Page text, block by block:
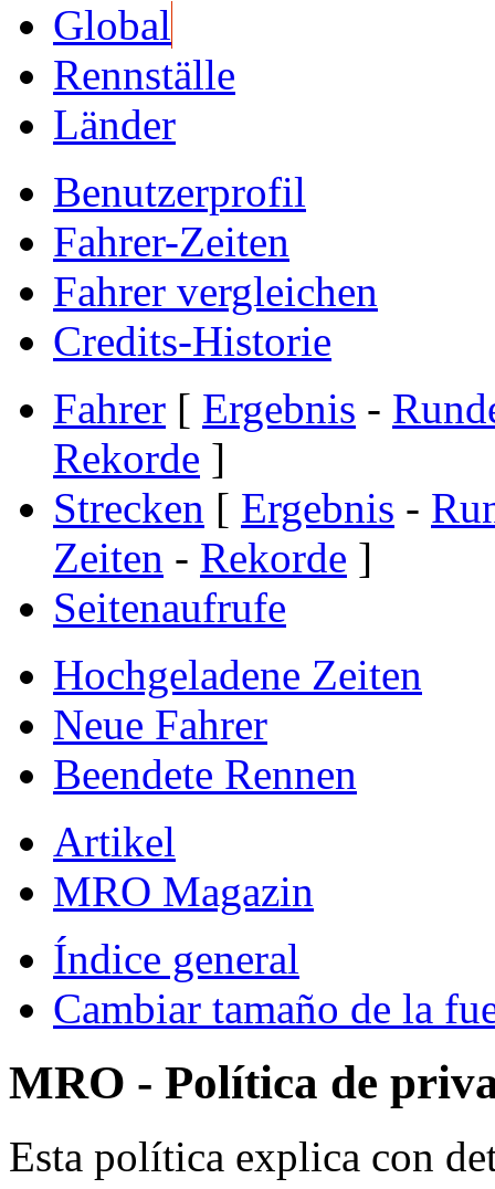
Global
Rennställe
Länder
Benutzerprofil
Fahrer-Zeiten
Fahrer vergleichen
Credits-Historie
Fahrer [ Ergebnis -
Rekorde ]
Strecken [ Ergebnis -
Zeiten - Rekorde ]
Seitenaufrufe
Hochgeladene Zeiten
Neue Fahrer
Beendete Rennen
Artikel
MRO Magazin
Índice general
Cambiar tamaño de la
MRO - Política de
Esta política explica con